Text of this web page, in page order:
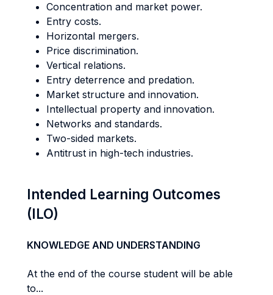
Concentration and market power.
Entry costs.
Horizontal mergers.
Price discrimination.
Vertical relations.
Entry deterrence and predation.
Market structure and innovation.
Intellectual property and innovation.
Networks and standards.
Two-sided markets.
Antitrust in high-tech industries.
Intended Learning Outcomes
(ILO)
KNOWLEDGE AND UNDERSTANDING
At the end of the course student will be able
to...